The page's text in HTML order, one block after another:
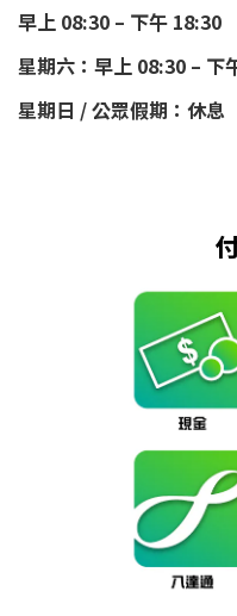
早上 08:30 – 下午 18:30
星期六：早上 08:30 – 下
星期日 / 公眾假期：休息